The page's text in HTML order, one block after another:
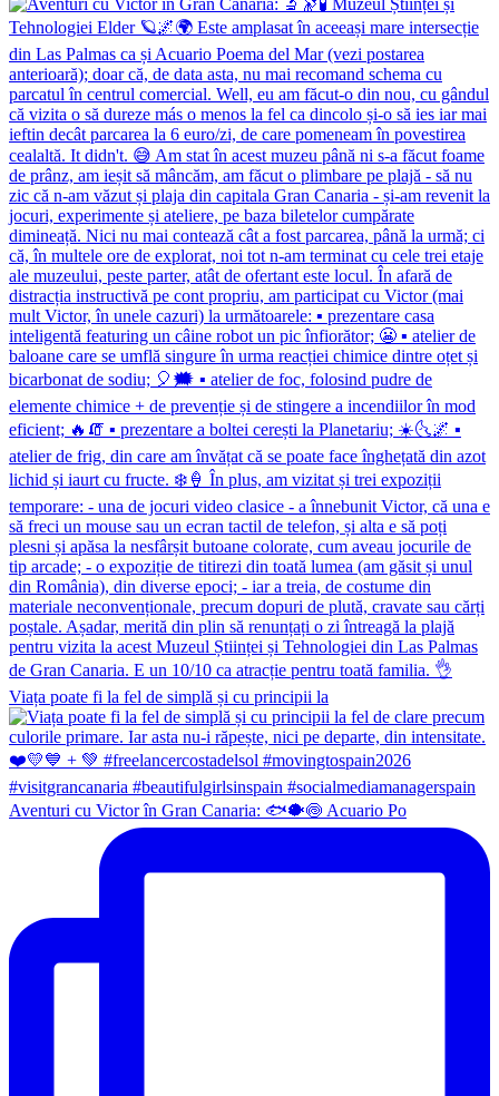
Viața poate fi la fel de simplă și cu principii la
Aventuri cu Victor în Gran Canaria: 🐟🐡🍥 Acuario Po